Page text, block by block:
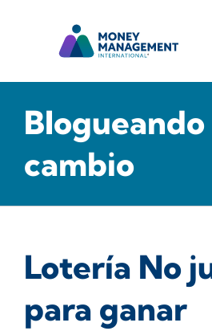
cambio
Lotería No
para ganar